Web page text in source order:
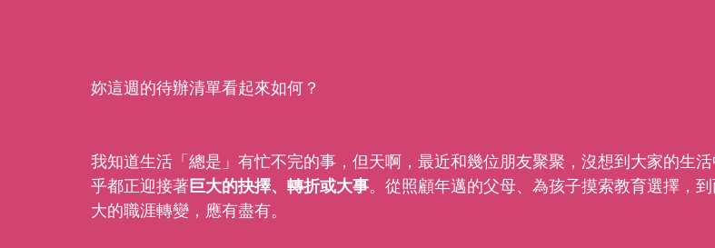
妳這週的待辦清單看起來如何？
我知道生活「總是」有忙不完的事，但天啊，最近和幾位朋友聚聚，沒想到大家的生
乎都正迎接著巨大的抉擇、轉折或大事。從照顧年邁的父母、為孩子摸索教育選擇，
大的職涯轉變，應有盡有。